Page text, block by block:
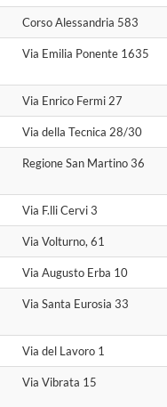
Corso Alessandria 583
Via Emilia Ponente 1635
Via Enrico Fermi 27
Via della Tecnica 28/30
Regione San Martino 36
Via F.lli Cervi 3
Via Volturno, 61
Via Augusto Erba 10
Via Santa Eurosia 33
Via del Lavoro 1
Via Vibrata 15